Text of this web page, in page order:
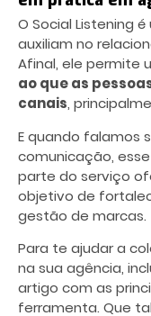
O Social Listening
auxiliam no
Afinal, ele permite
ao que as
canais,
E quando falamos
comunicação,
parte do serviço
objetivo de
gestão de marcas.
Para te ajudar a
na sua agência,
artigo com as
ferramenta. Que